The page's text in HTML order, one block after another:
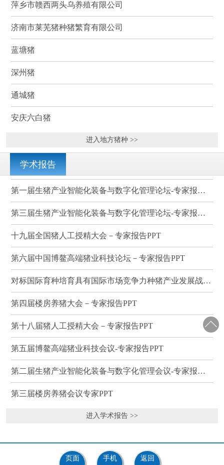
萍乡市赣西两头乌养殖有限公司
济南市莱芜猪种猪繁育有限公司
蓝塘猪
深州猪
通城猪
安庆六白猪
进入地方猪种 >>
学术报告
第一届生猪产业智能化装备与数字化管理论坛-专家报告PPT
第三届生猪产业智能化装备与数字化管理论坛-专家报告PPT
十九届全国猪人工授精大会－专家报告PPT
第六届中国博鳌高端猪业科技论坛－专家报告PPT
对标国际育种培育具有国际市场竞争力种猪产业发展战略研讨会－专家报告PPT
第四届楼房养猪大会－专家报告PPT
第十八届猪人工授精大会－专家报告PPT
第五届博鳌高端猪业科技会议-专家报告PPT
第二届生猪产业智能化装备与数字化管理会议-专家报告PPT
第三届楼房养猪会议专家PPT
进入学术报告 >>
页面 手机 返回